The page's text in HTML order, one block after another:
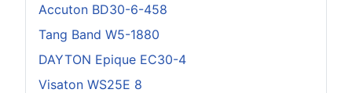
Accuton BD30-6-458
Tang Band W5-1880
DAYTON Epique EC30-4
Visaton WS25E 8